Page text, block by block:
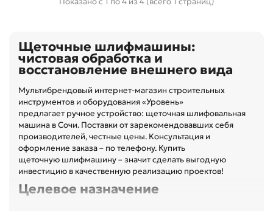
Щеточные шлифмашины:
чистовая обработка и
восстановление внешнего вида
Мультибрендовый интернет-магазин строительных
инструментов и оборудования «Уровень»
предлагает ручное устройство: щеточная шлифовальная
машина в Сочи. Поставки от зарекомендовавших себя
производителей, честные цены. Консультация и
оформление заказа – по телефону. Купить
щеточную шлифмашину – значит сделать выгодную
инвестицию в качественную реализацию проектов!
Целевое назначение